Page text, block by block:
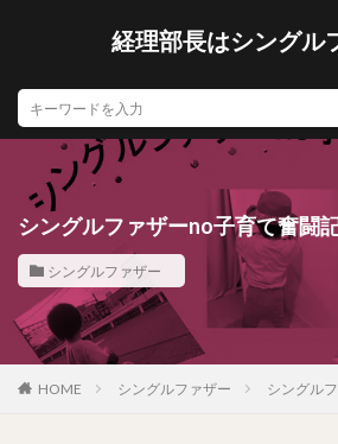
経理部長はシングル
シングルファザーno子育て奮闘
シングルファザー
HOME シングルファザー シングル